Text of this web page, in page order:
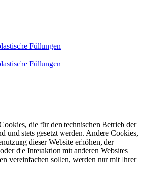
Füllungen
Füllungen
die für den technischen Betrieb der
und stets gesetzt werden. Andere Cookies,
dieser Website erhöhen, der
die Interaktion mit anderen Websites
vereinfachen sollen, werden nur mit Ihrer